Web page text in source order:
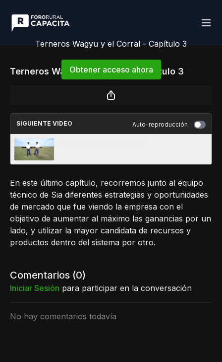
Terneros Wagyu y el Corral - Capítulo 3
Obtener acceso ahora
iniciar sesiónpara continuar
Terneros Wagyu y el Corral - Capítulo 3
SIGUIENTE VIDEO Auto-reproducción
En este último capítulo, recorremos junto al equipo
técnico de Sia diferentes estrategias y oportunidades
de mercado que fue viendo la empresa con el
objetivo de aumentar al máximo las ganancias por un
lado, y utilizar la mayor candidata de recursos y
productos dentro del sistema por otro.
Comentarios (0)
Iniciar Sesión para participar en la conversación
No hay comentarios todavía